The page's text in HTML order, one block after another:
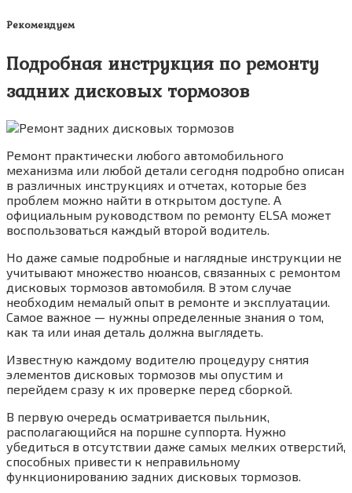
Рекомендуем
Подробная инструкция по ремонту
задних дисковых тормозов
Ремонт практически любого автомобильного
механизма или любой детали сегодня подробно описан
в различных инструкциях и отчетах, которые без
проблем можно найти в открытом доступе. А
официальным руководством по ремонту ELSA может
воспользоваться каждый второй водитель.
Но даже самые подробные и наглядные инструкции не
учитывают множество нюансов, связанных с ремонтом
дисковых тормозов автомобиля. В этом случае
необходим немалый опыт в ремонте и эксплуатации.
Самое важное — нужны определенные знания о том,
как та или иная деталь должна выглядеть.
Известную каждому водителю процедуру снятия
элементов дисковых тормозов мы опустим и
перейдем сразу к их проверке перед сборкой.
В первую очередь осматривается пыльник,
располагающийся на поршне суппорта. Нужно
убедиться в отсутствии даже самых мелких отверстий,
способных привести к неправильному
функционированию задних дисковых тормозов.